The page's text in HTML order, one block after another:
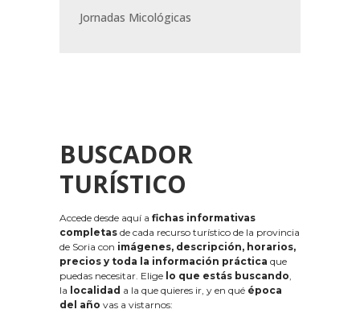
Jornadas Micológicas
BUSCADOR
TURÍSTICO
Accede desde aquí a fichas informativas
completas de cada recurso turístico de la provincia
de Soria con imágenes, descripción, horarios,
precios y toda la información práctica que
puedas necesitar. Elige lo que estás buscando,
la localidad a la que quieres ir, y en qué época
del año vas a vistarnos: